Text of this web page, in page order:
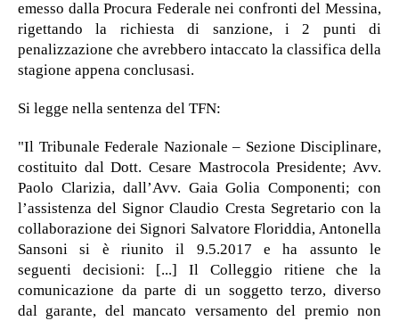
emesso dalla Procura Federale nei confronti del Messina,
rigettando la richiesta di sanzione, i 2 punti di
penalizzazione che avrebbero intaccato la classifica della
stagione appena conclusasi.
Si legge nella sentenza del TFN:
"Il Tribunale Federale Nazionale – Sezione Disciplinare,
costituito dal Dott. Cesare Mastrocola Presidente; Avv.
Paolo Clarizia, dall’Avv. Gaia Golia Componenti; con
l’assistenza del Signor Claudio Cresta Segretario con la
collaborazione dei Signori Salvatore Floriddia, Antonella
Sansoni si è riunito il 9.5.2017 e ha assunto le
seguenti decisioni: [...] Il Colleggio ritiene che la
comunicazione da parte di un soggetto terzo, diverso
dal garante, del mancato versamento del premio non